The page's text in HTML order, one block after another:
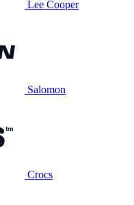
Lee Cooper
Salomon
Crocs